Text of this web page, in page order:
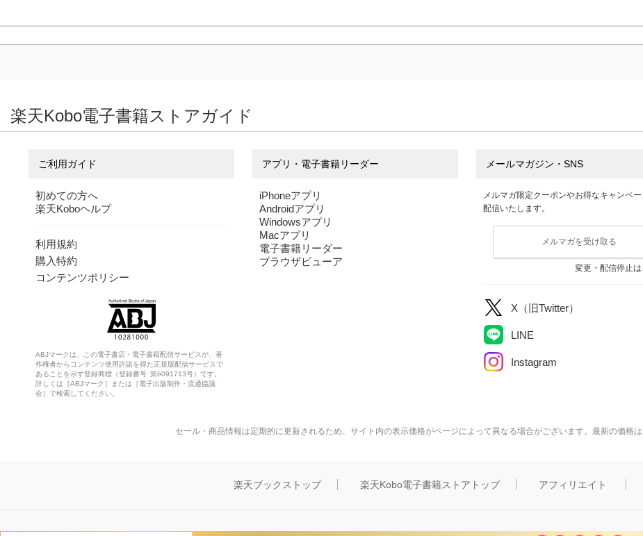
楽天Kobo電子書籍ストアガイド
ご利用ガイド
初めての方へ
楽天Koboヘルプ
利用規約
購入特約
コンテンツポリシー
ABJマークは、この電子書店・電子書籍配信サービスが、著
作権者からコンテンツ使用許諾を得た正規版配信サービスで
あることを示す登録商標（登録番号 第6091713号）です。
詳しくは［ABJマーク］または［電子出版制作・流通協議
会］で検索してください。
アプリ・電子書籍リーダー
iPhoneアプリ
Androidアプリ
Windowsアプリ
Macアプリ
電子書籍リーダー
ブラウザビューア
メールマガジン・SNS
メルマガ限定クーポンやお得なキャンペ
配信いたします。
メルマガを受け取る
変更・配信停止
X（旧Twitter）
LINE
Instagram
セール・商品情報は定期的に更新されるため、サイト内の表示価格がページによって異なる場合がございます。最新の価格は
楽天ブックストップ 楽天Kobo電子書籍ストアトップ アフィリエイト